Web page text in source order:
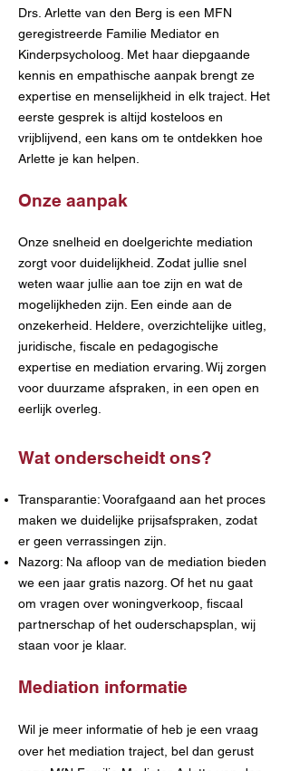
Drs. Arlette van den Berg is een MFN
geregistreerde Familie Mediator en
Kinderpsycholoog. Met haar diepgaande
kennis en empathische aanpak brengt ze
expertise en menselijkheid in elk traject. Het
eerste gesprek is altijd kosteloos en
vrijblijvend, een kans om te ontdekken hoe
Arlette je kan helpen.
Onze aanpak
Onze snelheid en doelgerichte mediation
zorgt voor duidelijkheid. Zodat jullie snel
weten waar jullie aan toe zijn en wat de
mogelijkheden zijn . Een einde aan de
onzekerheid. Heldere, overzichtelijke uitleg,
juridische, fiscale en pedagogische
expertise en mediation ervaring. Wij zorgen
voor duurzame afspraken, in een open en
eerlijk overleg.
Wat onderscheidt ons?
Transparantie: Voorafgaand aan het proces
maken we duidelijke prijsafspraken, zodat
er geen verrassingen zijn.
Nazorg: Na afloop van de mediation bieden
we een jaar gratis nazorg. Of het nu gaat
om vragen over woningverkoop, fiscaal
partnerschap of het ouderschapsplan, wij
staan voor je klaar.
Mediation informatie
Wil je meer informatie of heb je een vraag
over het mediation traject, bel dan gerust